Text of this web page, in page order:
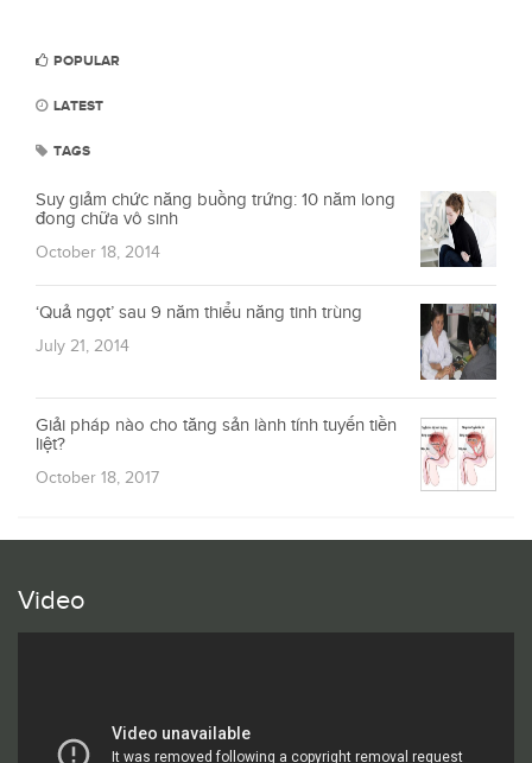
POPULAR
LATEST
TAGS
Suy giảm chức năng buồng trứng: 10 năm long
đong chữa vô sinh
October 18, 2014
‘Quả ngọt’ sau 9 năm thiểu năng tinh trùng
July 21, 2014
Giải pháp nào cho tăng sản lành tính tuyến tiền
liệt?
October 18, 2017
Video